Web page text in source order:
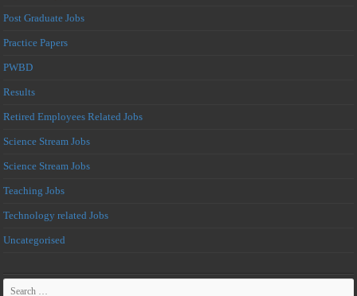
Post Graduate Jobs
Practice Papers
PWBD
Results
Retired Employees Related Jobs
Science Stream Jobs
Science Stream Jobs
Teaching Jobs
Technology related Jobs
Uncategorised